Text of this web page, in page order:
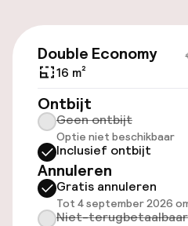
(buiten)
€ 10,00 per dag
Luchthavenshuttle
Transferservice
Fietsenstalling
Double Economy
16 m²
Ontbijt
Geen ontbijt
Optie niet beschikbaar
Inclusief ontbijt
Annuleren
Gratis annuleren
Tot 4 september 2026
Niet-terugbetaalbaar